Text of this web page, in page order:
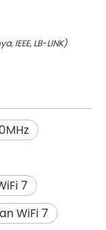
IEEE, LB-LINK)
7
WiFi 7